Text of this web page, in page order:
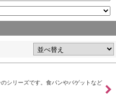
シリーズです。食パンやバゲットなど